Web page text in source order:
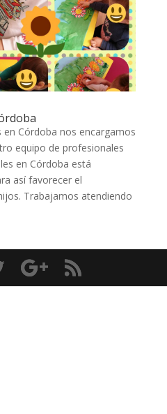
Córdoba nos encargamos
equipo de profesionales
en Córdoba está
así favorecer el
Trabajamos atendiendo